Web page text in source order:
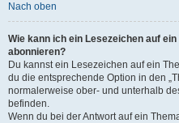
Nach oben
Wie kann ich ein Lesezeichen auf
abonnieren?
Du kannst ein Lesezeichen auf ein
du die entsprechende Option in den
normalerweise ober- und unterhalb
befinden.
Wenn du bei der Antwort auf ein